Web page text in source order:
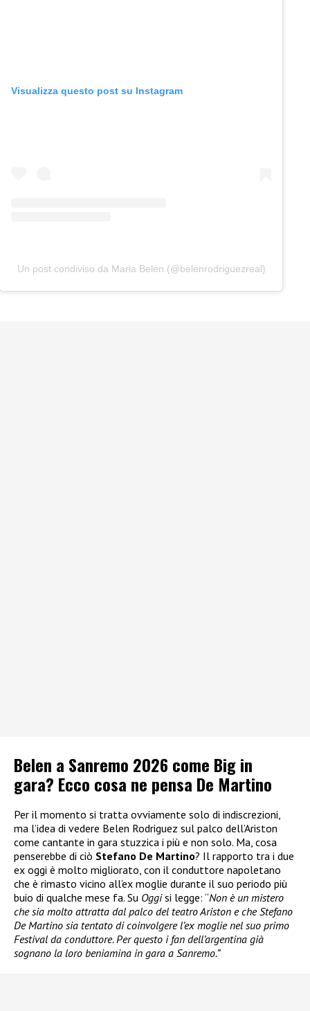
Visualizza questo post su Instagram
Un post condiviso da Maria Belen (@belenrodriguezreal)
Belen a Sanremo 2026 come Big in
gara? Ecco cosa ne pensa De Martino
Per il momento si tratta ovviamente solo di indiscrezioni,
ma l’idea di vedere Belen Rodriguez sul palco dell’Ariston
come cantante in gara stuzzica i più e non solo. Ma, cosa
penserebbe di ciò Stefano De Martino? Il rapporto tra i due
ex oggi è molto migliorato, con il conduttore napoletano
che è rimasto vicino all’ex moglie durante il suo periodo più
buio di qualche mese fa. Su Oggisi legge: “Non è un mistero
che sia molto attratta dal palco del teatro Ariston e che Stefano
De Martino sia tentato di coinvolgere l’ex moglie nel suo primo
Festival da conduttore. Per questo i fan dell’argentina già
sognano la loro beniamina in gara a Sanremo.”